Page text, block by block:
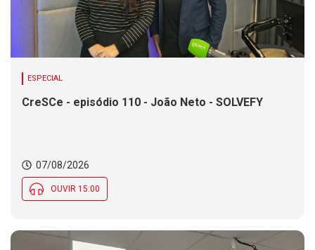
ESPECIAL
CreSCe - episódio 110 - João Neto - SOLVEFY
07/08/2026
OUVIR 15:00